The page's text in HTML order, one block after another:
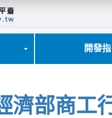
開發
濟部商工